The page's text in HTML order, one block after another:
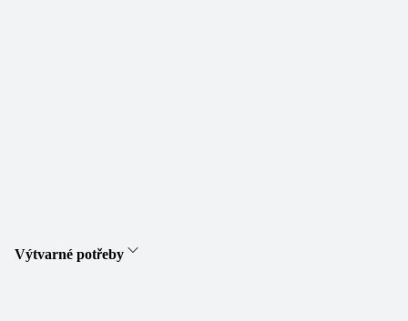
Výtvarné potřeby